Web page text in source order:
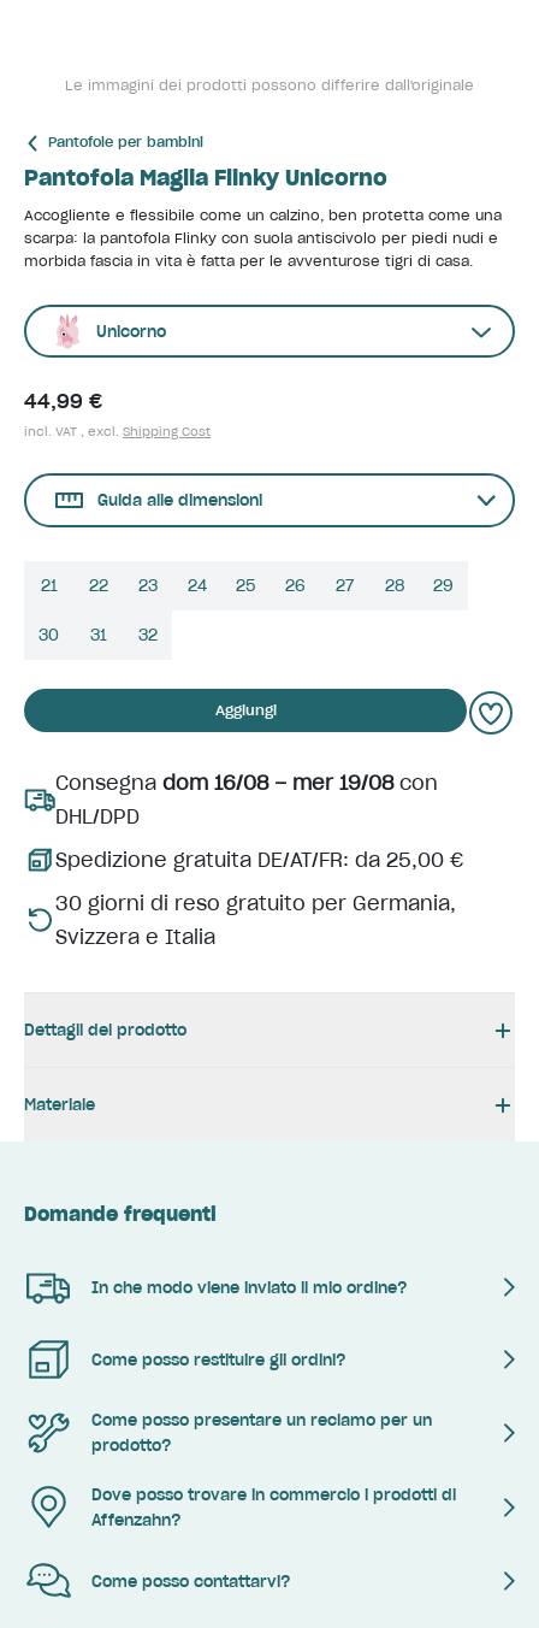
Le immagini dei prodotti possono differire dall'originale
Pantofole per bambini
Pantofola Maglia Flinky Unicorno
Accogliente e flessibile come un calzino, ben protetta come una
scarpa: la pantofola Flinky con suola antiscivolo per piedi nudi e
morbida fascia in vita è fatta per le avventurose tigri di casa.
Unicorno
44,99 €
incl. VAT , excl. Shipping Cost
Guida alle dimensioni
21 22 23 24 25 26 27 28 29
30 31 32
Aggiungi
Consegna dom 16/08 – mer 19/08con
DHL/DPD
Spedizione gratuita DE/AT/FR: da 25,00 €
30 giorni di reso gratuito per Germania,
Svizzera e Italia
Dettagli del prodotto
Materiale
Domande frequenti
In che modo viene inviato il mio ordine?
Come posso restituire gli ordini?
Come posso presentare un reclamo per un
prodotto?
Dove posso trovare in commercio i prodotti di
Affenzahn?
Come posso contattarvi?